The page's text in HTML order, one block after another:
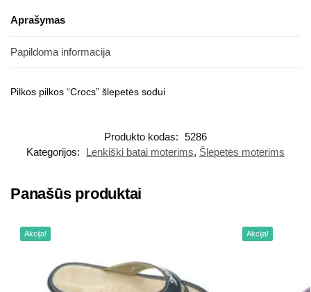
Aprašymas
Papildoma informacija
Pilkos pilkos “Crocs” šlepetės sodui
Produkto kodas: 5286
Kategorijos:
Lenkiški batai moterims, Šlepetės moterims
Panašūs produktai
Akcija! Akcija!